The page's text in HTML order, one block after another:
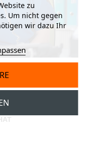
für dich da.
zu
Um nicht gegen
wir dazu Ihr